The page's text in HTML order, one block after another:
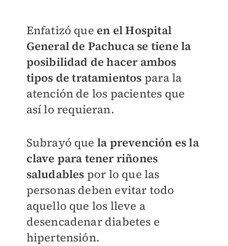
Enfatizó que en el Hospital
General de Pachuca se tiene la
posibilidad de hacer ambos
tipos de tratamientos para la
atención de los pacientes que
así lo requieran.
Subrayó que la prevención es la
clave para tener riñones
saludables por lo que las
personas deben evitar todo
aquello que los lleve a
desencadenar diabetes e
hipertensión.